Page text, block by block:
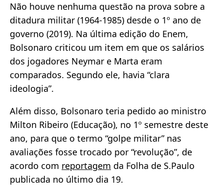
Não houve nenhuma questão na prova sobre a
ditadura militar (1964-1985) desde o 1º ano de
governo (2019). Na última edição do Enem,
Bolsonaro criticou um item em que os salários
dos jogadores Neymar e Marta eram
comparados. Segundo ele, havia “clara
ideologia”.
Além disso, Bolsonaro teria pedido ao ministro
Milton Ribeiro (Educação), no 1º semestre deste
ano, para que o termo “golpe militar” nas
avaliações fosse trocado por “revolução”, de
acordo com reportagem da Folha de S.Paulo
publicada no último dia 19.